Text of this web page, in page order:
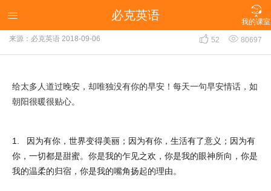

我的课室
 必克英语
每天一句撩人的早安情话，很甜很暖心！(二)
来源：必克英语 2018-09-06  52  80697
给太多人道过晚安，却唯独没有你的早安！每天一句早安情话，如
朝阳很暖很贴心。
1. 因为有你，世界变得美丽；因为有你，生活有了意义；因为有
你，一切都是甜蜜。你是我的乍见之欢，你是我的眼神所向，你是
我的温柔的归宿，你是我的嘴角扬起的理由。